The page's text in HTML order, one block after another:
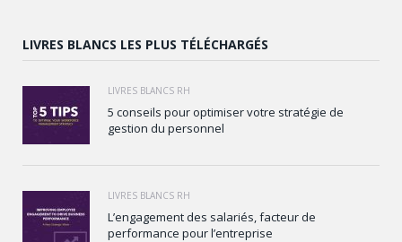
LIVRES BLANCS LES PLUS TÉLÉCHARGÉS
LIVRES BLANCS RH
5 conseils pour optimiser votre stratégie de
gestion du personnel
LIVRES BLANCS RH
L’engagement des salariés, facteur de
performance pour l’entreprise